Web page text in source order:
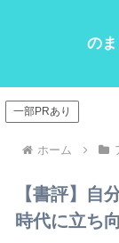
の
一部PRあり
ホーム
【書評】自
時代に立ち